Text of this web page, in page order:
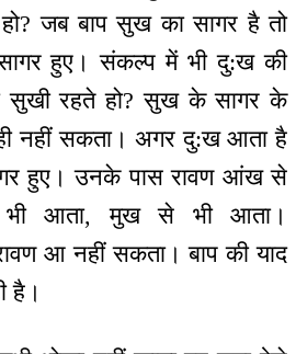
जब बाप सुख का सागर है तो
हुए। संकल्प में भी दु:ख की
सुखी रहते हो? सुख के सागर के
नहीं सकता। अगर दु:ख आता है
हुए। उनके पास रावण आंख से
आता, मुख से भी आता।
आ नहीं सकता। बाप की याद
है।